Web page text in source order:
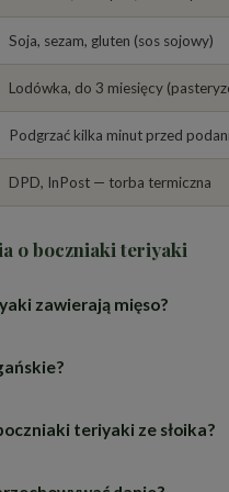
Soja, sezam, gluten (sos sojowy)
Lodówka, do 3 miesięcy
Podgrzać kilka minut przed
DPD, InPost — torba termiczna
o boczniaki teriyaki
zawierają mięso?
są boczniaki, czyli grzyby o
więc danie jest
teriyaki ze słoika?